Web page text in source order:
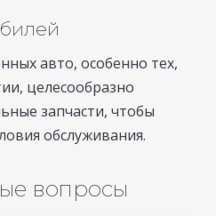
авто, особенно тех,
целесообразно
запчасти, чтобы
обслуживания.
вопросы